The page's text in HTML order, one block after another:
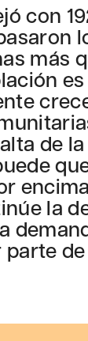
con
más
de
la